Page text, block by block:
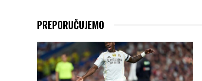
PREPORUČUJEMO